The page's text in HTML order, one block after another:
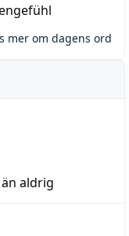
mer om dagens ord
aldrig